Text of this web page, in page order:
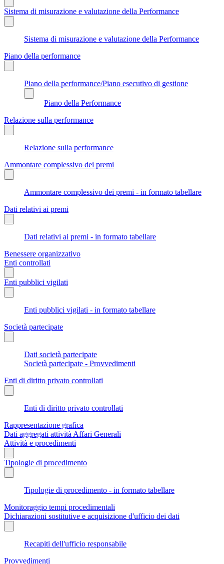
Sistema di misurazione e valutazione della Performance
Sistema di misurazione e valutazione della Performance
Piano della performance
Piano della performance/Piano esecutivo di gestione
Piano della Performance
Relazione sulla performance
Relazione sulla performance
Ammontare complessivo dei premi
Ammontare complessivo dei premi - in formato tabellare
Dati relativi ai premi
Dati relativi ai premi - in formato tabellare
Benessere organizzativo
Enti controllati
Enti pubblici vigilati
Enti pubblici vigilati - in formato tabellare
Società partecipate
Dati società partecipate
Società partecipate - Provvedimenti
Enti di diritto privato controllati
Enti di diritto privato controllati
Rappresentazione grafica
Dati aggregati attività Affari Generali
Attività e procedimenti
Tipologie di procedimento
Tipologie di procedimento - in formato tabellare
Monitoraggio tempi procedimentali
Dichiarazioni sostitutive e acquisizione d'ufficio dei dati
Recapiti dell'ufficio responsabile
Provvedimenti